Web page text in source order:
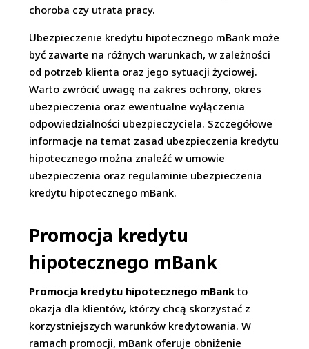
choroba czy utrata pracy.
Ubezpieczenie kredytu hipotecznego mBank może
być zawarte na różnych warunkach, w zależności
od potrzeb klienta oraz jego sytuacji życiowej.
Warto zwrócić uwagę na zakres ochrony, okres
ubezpieczenia oraz ewentualne wyłączenia
odpowiedzialności ubezpieczyciela. Szczegółowe
informacje na temat zasad ubezpieczenia kredytu
hipotecznego można znaleźć w umowie
ubezpieczenia oraz regulaminie ubezpieczenia
kredytu hipotecznego mBank.
Promocja kredytu
hipotecznego mBank
Promocja kredytu hipotecznego mBank to
okazja dla klientów, którzy chcą skorzystać z
korzystniejszych warunków kredytowania. W
ramach promocji, mBank oferuje obniżenie